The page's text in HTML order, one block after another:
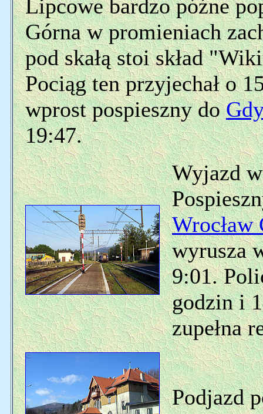
Lipcowe bardzo późne
Górna w promieniach
pod skałą stoi skład
Pociąg ten przyjechał o
wprost pospieszny do
19:47.
Wyjazd
Wrocław
wyrusza
9:01.
godzin i
zupełna
Podjazd